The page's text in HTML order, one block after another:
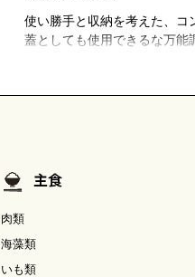
使い勝手と収納を考えた、コ
蓋としても使用できるな万能
主食
肉類
海藻類
いも類